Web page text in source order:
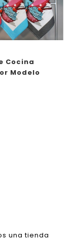
Cocina
Modelo
una tienda